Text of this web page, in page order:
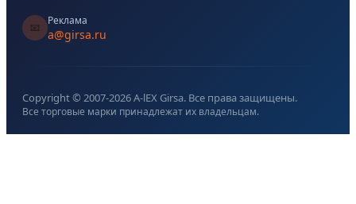
📧
Реклама
a@girsa.ru
Copyright © 2007-2026A-lEX Girsa. Все права защищены.
Все торговые марки принадлежат их владельцам.